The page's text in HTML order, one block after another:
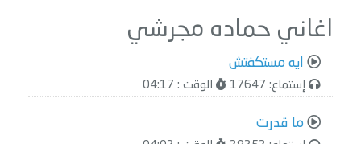
اغاني حماده مجرشي
ايه مستكفتش
إستماع: 17647 الوقت : 04:17
ما قدرت